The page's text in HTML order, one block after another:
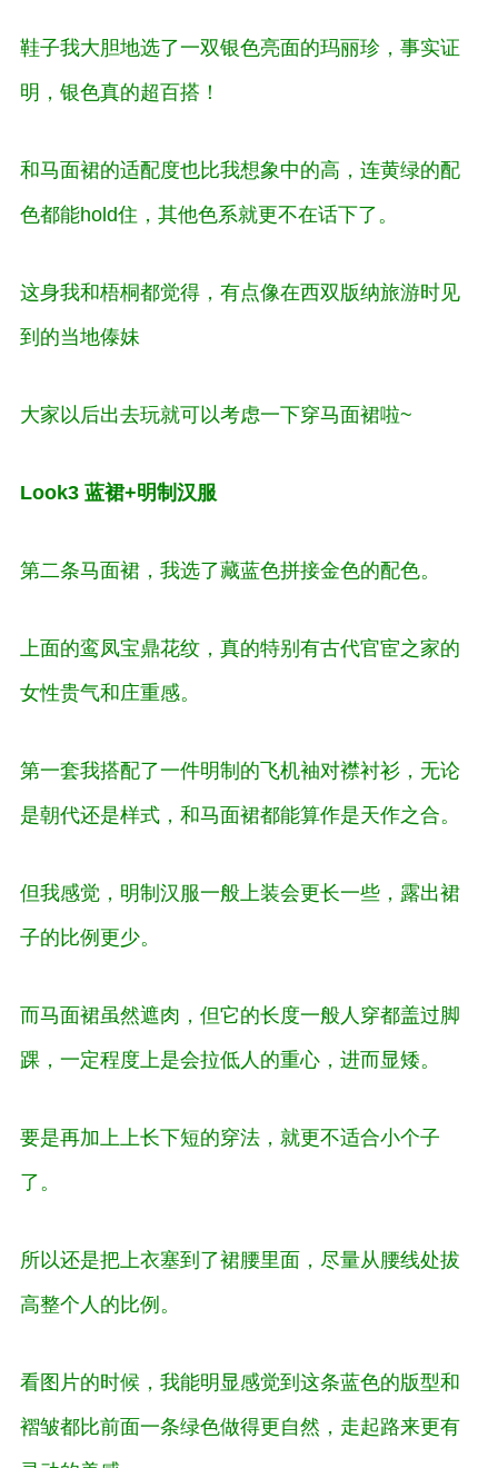
鞋子我大胆地选了一双银色亮面的玛丽珍，事实证
明，银色真的超百搭！
和马面裙的适配度也比我想象中的高，连黄绿的配
色都能hold住，其他色系就更不在话下了。
这身我和梧桐都觉得，有点像在西双版纳旅游时见
到的当地傣妹
大家以后出去玩就可以考虑一下穿马面裙啦~
Look3 蓝裙+明制汉服
第二条马面裙，我选了藏蓝色拼接金色的配色。
上面的鸾凤宝鼎花纹，真的特别有古代官宦之家的
女性贵气和庄重感。
第一套我搭配了一件明制的飞机袖对襟衬衫，无论
是朝代还是样式，和马面裙都能算作是天作之合。
但我感觉，明制汉服一般上装会更长一些，露出裙
子的比例更少。
而马面裙虽然遮肉，但它的长度一般人穿都盖过脚
踝，一定程度上是会拉低人的重心 ，进而显矮。
要是再加上上长下短的穿法，就更不适合小个子
了。
所以还是把上衣塞到了裙腰里面，尽量从腰线处拔
高整个人的比例。
看图片的时候，我能明显感觉到这条蓝色的版型和
褶皱都比前面一条绿色做得更自然，走起路来更有